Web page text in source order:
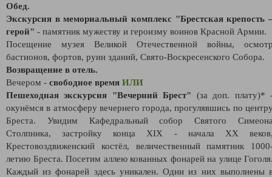
Обед.
Экскурсия в мемориальный комплекс "Брестская крепость
герой" - памятник мужеству и героизму воинов Красной Армии.
Посещение музея Великой Отечественной войны,
бастионов, фортов, руин зданий, Свято-Воскресенского Собора.
Возвращение в отель.
Вечером - свободное время ИЛИ
Пешеходная экскурсия "Вечерний Брест" (за доп. плату)*
окунёмся в атмосферу вечернего города, прогулявшись по
Бреста. Увидим Кафедральный собор Святого
Столпника, застройку конца XIX - начала XX
Крестовоздвиженский костёл, величественный памятник
летию Бреста. Посетим аллею кованных фонарей на улице
Каждый из фонарей здесь уникален. Одни из них выполнены